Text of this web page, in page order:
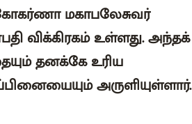
மகாபலேசுவர்
விக்கிரகம் உள்ளது. அந்தக்
தனக்கே உரிய
அருளியுள்ளார்.